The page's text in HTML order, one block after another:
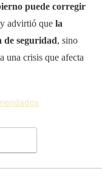
puede corregir
advirtió que la
de seguridad, sino
una crisis que afecta